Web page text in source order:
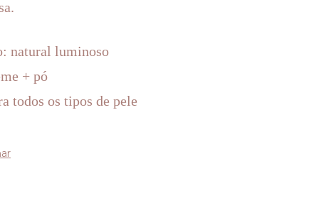
natural luminoso
+ pó
todos os tipos de pele